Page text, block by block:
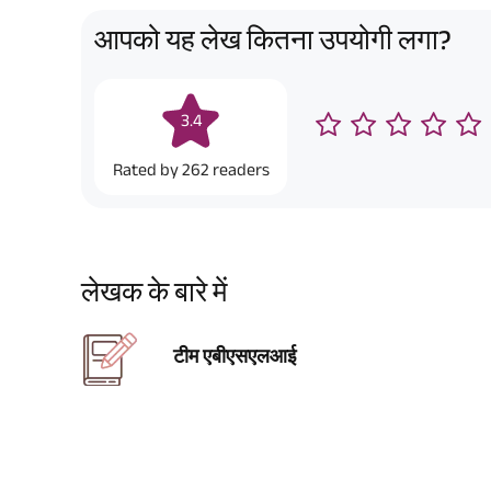
आपको यह लेख कितना उपयोगी लगा?
3.4
Rated by262 readers
लेखक के बारे में
टीम एबीएसएलआई